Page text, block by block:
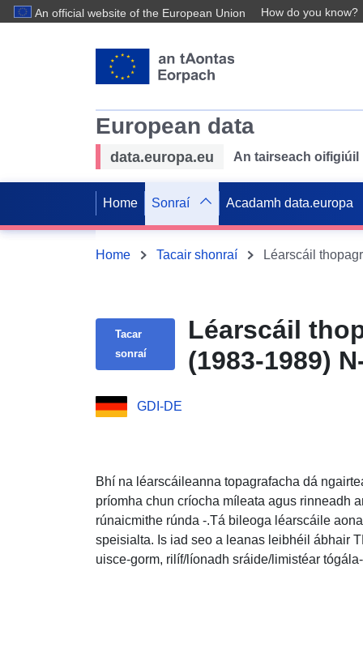
An official website of the European Union How do you know?
European data
data.europa.eu An tairseach
Home Sonraí Acadamh data.europa
Home Tacair shonraí
Tacar
sonraí
Léarscáil
(1983-1989)
GDI-DE
Bhí na léarscáileanna topagrafacha dá
príomha chun críocha míleata agus rinneadh
rúnaicmithe rúnda -.Tá bileoga léarscáile
speisialta. Is iad seo a leanas leibhéil ábhair
uisce-gorm, rilíf/líonadh sráide/limistéar